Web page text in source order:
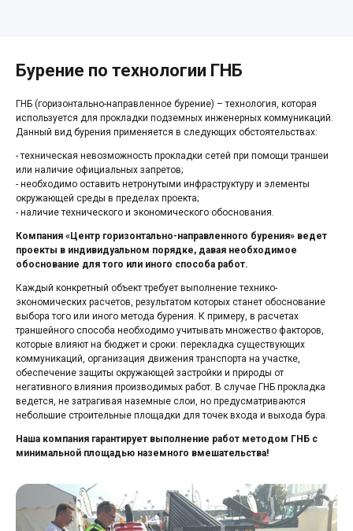
Бурение по технологии ГНБ
ГНБ (горизонтально-направленное бурение) – технология, которая
используется для прокладки подземных инженерных коммуникаций.
Данный вид бурения применяется в следующих обстоятельствах:
- техническая невозможность прокладки сетей при помощи траншеи
или наличие официальных запретов;
- необходимо оставить нетронутыми инфраструктуру и элементы
окружающей среды в пределах проекта;
- наличие технического и экономического обоснования.
Компания «Центр горизонтально-направленного бурения» ведет
проекты в индивидуальном порядке, давая необходимое
обоснование для того или иного способа работ.
Каждый конкретный объект требует выполнение технико-
экономических расчетов, результатом которых станет обоснование
выбора того или иного метода бурения. К примеру, в расчетах
траншейного способа необходимо учитывать множество факторов,
которые влияют на бюджет и сроки: перекладка существующих
коммуникаций, организация движения транспорта на участке,
обеспечение защиты окружающей застройки и природы от
негативного влияния производимых работ. В случае ГНБ прокладка
ведется, не затрагивая наземные слои, но предусматриваются
небольшие строительные площадки для точек входа и выхода бура.
Наша компания гарантирует выполнение работ методом ГНБ с
минимальной площадью наземного вмешательства!